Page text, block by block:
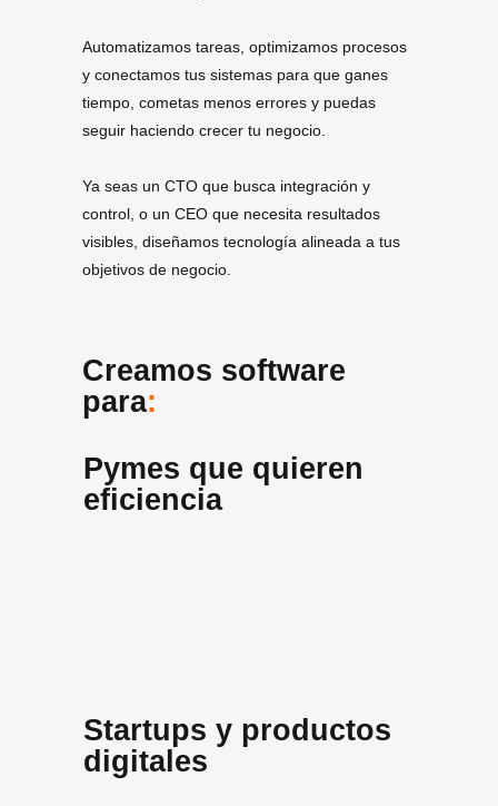
Automatizamos tareas, optimizamos procesos
y conectamos tus sistemas para que ganes
tiempo, cometas menos errores y puedas
seguir haciendo crecer tu negocio.
Ya seas un CTO que busca integración y
control, o un CEO que necesita resultados
visibles, diseñamos tecnología alineada a tus
objetivos de negocio.
Creamos software
para:
Pymes que quieren
eficiencia
Startups y productos
digitales